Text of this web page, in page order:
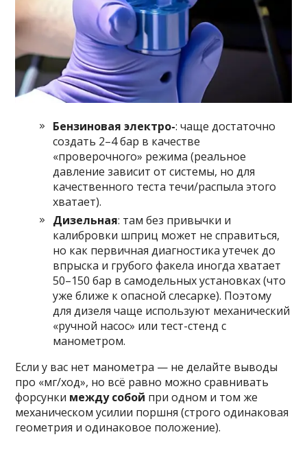
Бензиновая электро-: чаще достаточно
создать 2–4 бар в качестве
«проверочного» режима (реальное
давление зависит от системы, но для
качественного теста течи/распыла этого
хватает).
Дизельная: там без привычки и
калибровки шприц может не справиться,
но как первичная диагностика утечек до
впрыска и грубого факела иногда хватает
50–150 бар в самодельных установках (что
уже ближе к опасной слесарке). Поэтому
для дизеля чаще используют механический
«ручной насос» или тест-стенд с
манометром.
Если у вас нет манометра — не делайте выводы
про «мг/ход», но всё равно можно сравнивать
форсунки между собой при одном и том же
механическом усилии поршня (строго одинаковая
геометрия и одинаковое положение).